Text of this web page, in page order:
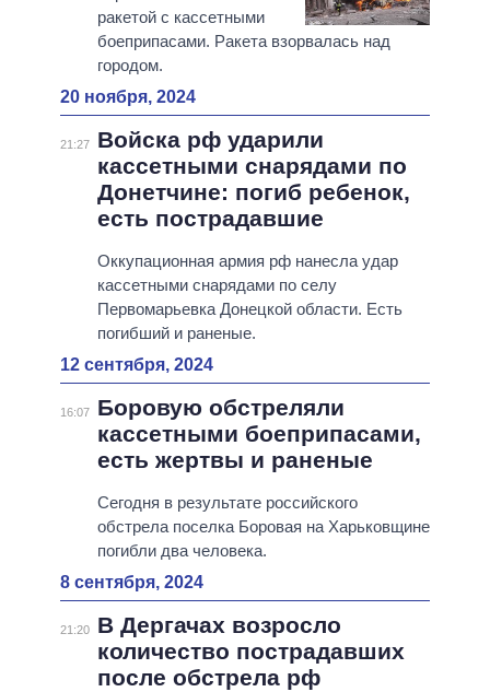
ракетой с кассетными
боеприпасами. Ракета взорвалась над
городом.
20 ноября, 2024
21:27
Войска рф ударили
кассетными снарядами по
Донетчине: погиб ребенок,
есть пострадавшие
Оккупационная армия рф нанесла удар
кассетными снарядами по селу
Первомарьевка Донецкой области. Есть
погибший и раненые.
12 сентября, 2024
16:07
Боровую обстреляли
кассетными боеприпасами,
есть жертвы и раненые
Сегодня в результате российского
обстрела поселка Боровая на Харьковщине
погибли два человека.
8 сентября, 2024
21:20
В Дергачах возросло
количество пострадавших
после обстрела рф